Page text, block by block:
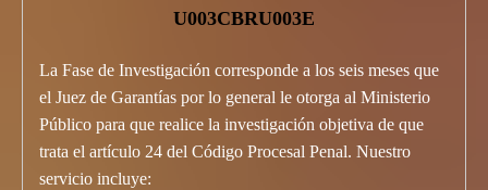
U003CBRU003E
La Fase de Investigación corresponde a los seis meses que
el Juez de Garantías por lo general le otorga al Ministerio
Público para que realice la investigación objetiva de que
trata el artículo 24 del Código Procesal Penal. Nuestro
servicio incluye: